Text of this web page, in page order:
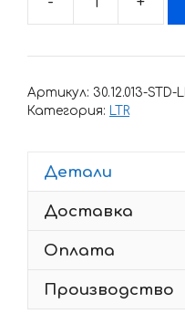
Артикул: 30.12.013-STD-
Категория: LTR
Детали
Доставка
Оплата
Производство